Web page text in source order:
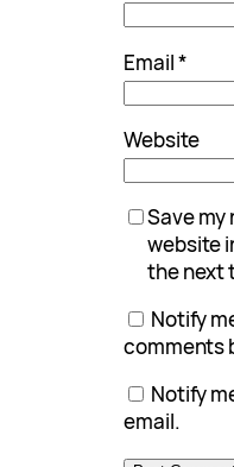
Email*
Website
Save my
website
the next
Notify
comments
Notify
email.